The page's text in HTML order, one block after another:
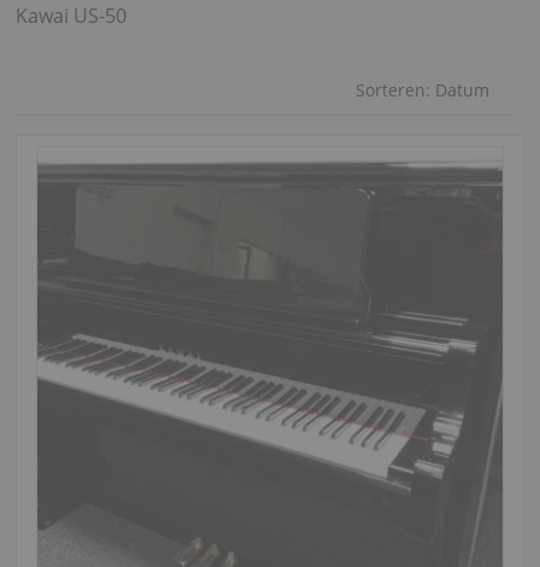
Kawai US-50
Sorteren: Datum